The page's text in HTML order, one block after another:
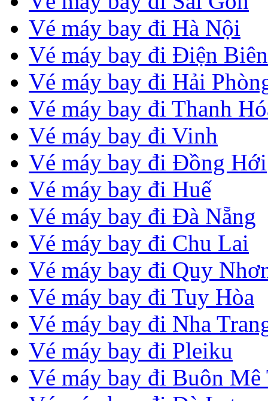
Vé máy bay đi Hà Nội
Vé máy bay đi Điện Biên
Vé máy bay đi Hải
Vé máy bay đi Thanh
Vé máy bay đi Vinh
Vé máy bay đi Đồng Hới
Vé máy bay đi Huế
Vé máy bay đi Đà Nẵng
Vé máy bay đi Chu Lai
Vé máy bay đi Quy
Vé máy bay đi Tuy Hòa
Vé máy bay đi Nha
Vé máy bay đi Pleiku
Vé máy bay đi Buôn Mê